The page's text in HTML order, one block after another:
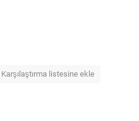
Karşılaştırma listesine ekle